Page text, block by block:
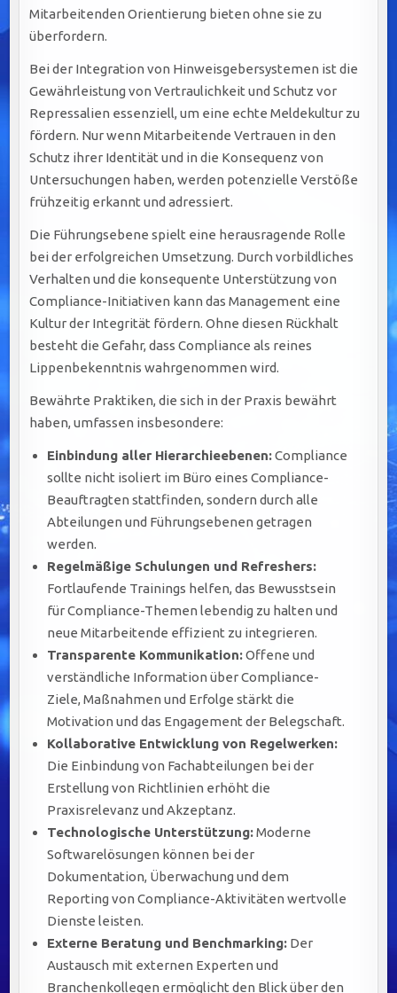
Mitarbeitenden Orientierung bieten ohne sie zu
überfordern.
Bei der Integration von Hinweisgebersystemen ist die
Gewährleistung von Vertraulichkeit und Schutz vor
Repressalien essenziell, um eine echte Meldekultur zu
fördern. Nur wenn Mitarbeitende Vertrauen in den
Schutz ihrer Identität und in die Konsequenz von
Untersuchungen haben, werden potenzielle Verstöße
frühzeitig erkannt und adressiert.
Die Führungsebene spielt eine herausragende Rolle
bei der erfolgreichen Umsetzung. Durch vorbildliches
Verhalten und die konsequente Unterstützung von
Compliance-Initiativen kann das Management eine
Kultur der Integrität fördern. Ohne diesen Rückhalt
besteht die Gefahr, dass Compliance als reines
Lippenbekenntnis wahrgenommen wird.
Bewährte Praktiken, die sich in der Praxis bewährt
haben, umfassen insbesondere:
Einbindung aller Hierarchieebenen:Compliance
sollte nicht isoliert im Büro eines Compliance-
Beauftragten stattfinden, sondern durch alle
Abteilungen und Führungsebenen getragen
werden.
Regelmäßige Schulungen und Refreshers:
Fortlaufende Trainings helfen, das Bewusstsein
für Compliance-Themen lebendig zu halten und
neue Mitarbeitende effizient zu integrieren.
Transparente Kommunikation:Offene und
verständliche Information über Compliance-
Ziele, Maßnahmen und Erfolge stärkt die
Motivation und das Engagement der Belegschaft.
Kollaborative Entwicklung von Regelwerken:
Die Einbindung von Fachabteilungen bei der
Erstellung von Richtlinien erhöht die
Praxisrelevanz und Akzeptanz.
Technologische Unterstützung:Moderne
Softwarelösungen können bei der
Dokumentation, Überwachung und dem
Reporting von Compliance-Aktivitäten wertvolle
Dienste leisten.
Externe Beratung und Benchmarking: Der
Austausch mit externen Experten und
Branchenkollegen ermöglicht den Blick über den